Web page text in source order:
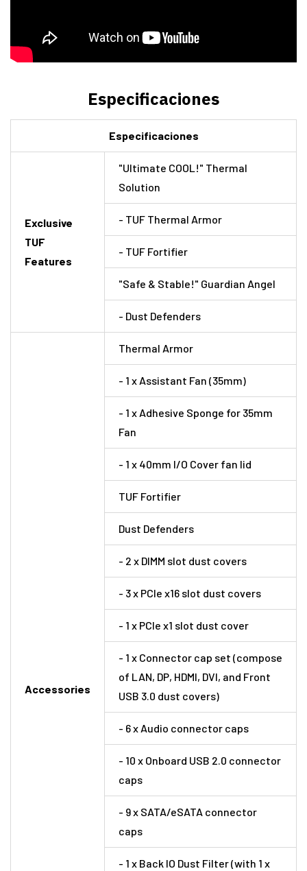
Especificaciones
Especificaciones
Exclusive
TUF
Features
"Ultimate COOL!" Thermal
Solution
- TUF Thermal Armor
- TUF Fortifier
"Safe & Stable!" Guardian Angel
- Dust Defenders
Accessories
Thermal Armor
- 1 x Assistant Fan (35mm)
- 1 x Adhesive Sponge for 35mm
Fan
- 1 x 40mm I/O Cover fan lid
TUF Fortifier
Dust Defenders
- 2 x DIMM slot dust covers
- 3 x PCIe x16 slot dust covers
- 1 x PCIe x1 slot dust cover
- 1 x Connector cap set (compose
of LAN, DP, HDMI, DVI, and Front
USB 3.0 dust covers)
- 6 x Audio connector caps
- 10 x Onboard USB 2.0 connector
caps
- 9 x SATA/eSATA connector
caps
- 1 x Back IO Dust Filter (with 1 x